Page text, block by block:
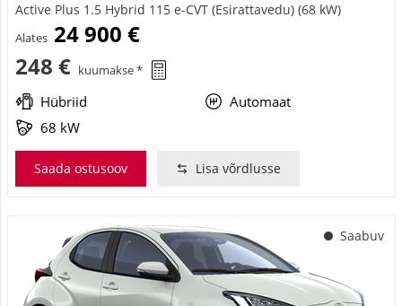
Active Plus 1.5 Hybrid 115 e-CVT (Esirattavedu) (68 kW)
Alates 24 900 €
248 € kuumakse *
Hübriid
Automaat
68 kW
Saada ostusoov Lisa võrdlusse
Saabuv